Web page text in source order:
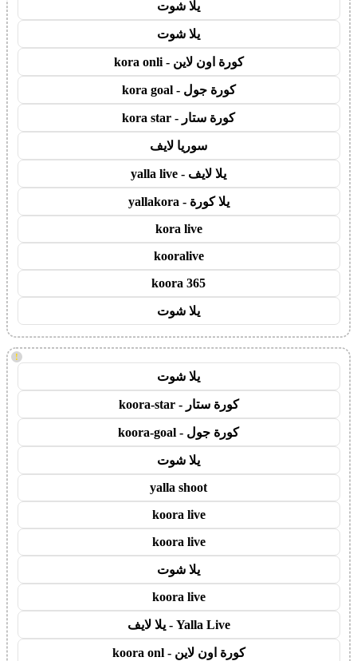
يلا شوت
يلا شوت
كورة اون لاين - kora onli
كورة جول - kora goal
كورة ستار - kora star
سوريا لايف
يلا لايف - yalla live
يلا كورة - yallakora
kora live
kooralive
koora 365
يلا شوت
!
يلا شوت
كورة ستار - koora-star
كورة جول - koora-goal
يلا شوت
yalla shoot
koora live
koora live
يلا شوت
koora live
Yalla Live - يلا لايف
كورة اون لاين - koora onl